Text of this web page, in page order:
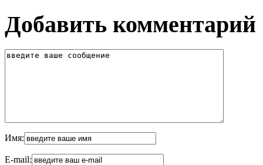
Добавить комментарий
Имя:
E-mail: